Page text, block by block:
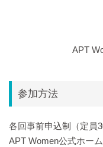
APT
参加方法
各回事前申込制（定員
APT Women公式ホー